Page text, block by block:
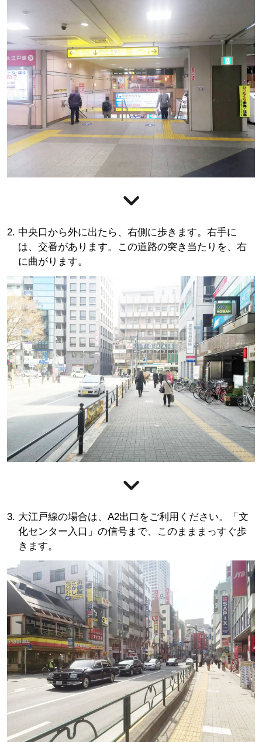
中央口から外に出たら、右側に歩きます。右手に
は、交番があります。この道路の突き当たりを、右
に曲がります。
大江戸線の場合は、A2出口をご利用ください。「文
化センター入口」の信号まで、このまままっすぐ歩
きます。